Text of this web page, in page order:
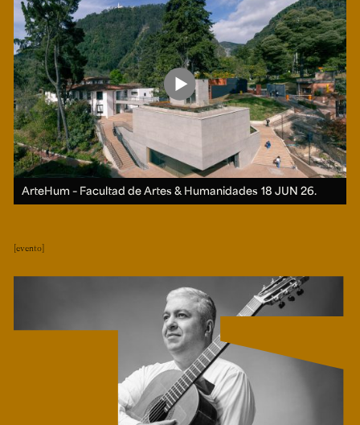
ArteHum – Facultad de Artes & Humanidades 18 JUN 26.
evento